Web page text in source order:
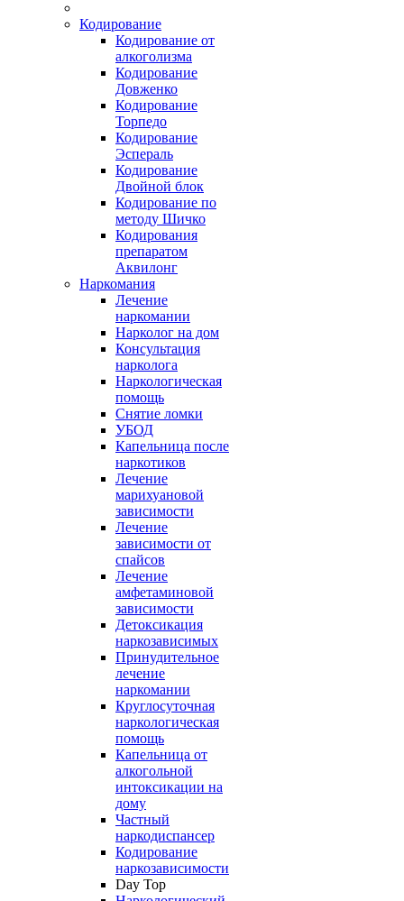
Кодирование
Кодирование от
алкоголизма
Кодирование
Довженко
Кодирование
Торпедо
Кодирование
Эспераль
Кодирование
Двойной блок
Кодирование по
методу Шичко
Кодирования
препаратом
Аквилонг
Наркомания
Лечение
наркомании
Нарколог на дом
Консультация
нарколога
Наркологическая
помощь
Снятие ломки
УБОД
Капельница после
наркотиков
Лечение
марихуановой
зависимости
Лечение
зависимости от
спайсов
Лечение
амфетаминовой
зависимости
Детоксикация
наркозависимых
Принудительное
лечение
наркомании
Круглосуточная
наркологическая
помощь
Капельница от
алкогольной
интоксикации на
дому
Частный
наркодиспансер
Кодирование
наркозависимости
Day Top